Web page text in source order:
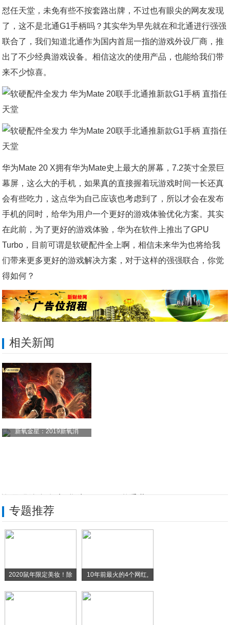
怼任天堂，未免有些不按套路出牌，不过也有眼尖的网友发现
了，这不是北通G1手柄吗？其实华为早先就在和北通进行强强
联合了，我们知道北通作为国内首屈一指的游戏外设厂商，推
出了不少经典游戏设备。相信这次的使用产品，也能给我们带
来不少惊喜。
华为Mate 20 X拥有华为Mate史上最大的屏幕，7.2英寸全景巨
幕屏，这么大的手机，如果真的直接握着玩游戏时间一长还真
会有些吃力，这点华为自己应该也考虑到了，所以才会在发布
手机的同时，给华为用户一个更好的游戏体验优化方案。其实
在此前，为了更好的游戏体验，华为在软件上推出了GPU
Turbo，目前可谓是软硬配件全上啊，相信未来华为也将给我
们带来更多更好的游戏解决方案，对于这样的强强联合，你觉
得如何？
相关新闻
新氧金星：2019新氧消
彭于晏代言vivo手机广告，全程帅炸！
海量应季精品果蔬及先进技术亮相春城 亚果
专题推荐
2020鼠年限定美妆！除 10年前最火的4个网红,